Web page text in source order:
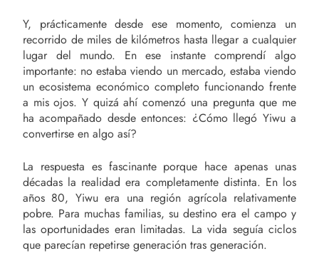
Y, prácticamente desde ese momento, comienza un
recorrido de miles de kilómetros hasta llegar a cualquier
lugar del mundo. En ese instante comprendí algo
importante: no estaba viendo un mercado, estaba viendo
un ecosistema económico completo funcionando frente
a mis ojos. Y quizá ahí comenzó una pregunta que me
ha acompañado desde entonces: ¿Cómo llegó Yiwu a
convertirse en algo así?
La respuesta es fascinante porque hace apenas unas
décadas la realidad era completamente distinta. En los
años 80, Yiwu era una región agrícola relativamente
pobre. Para muchas familias, su destino era el campo y
las oportunidades eran limitadas. La vida seguía ciclos
que parecían repetirse generación tras generación.